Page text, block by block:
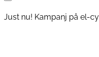
Just nu! Kampanj på el-